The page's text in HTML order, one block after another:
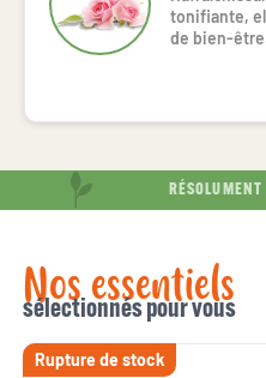
tonifiante,
de bien-
RÉSOLUMENT
Nos essentiels
sélectionnés pour vous
Rupture de stock